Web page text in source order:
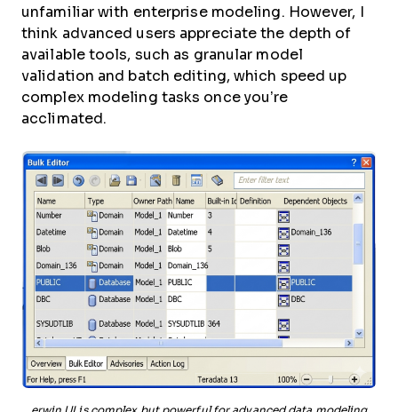
unfamiliar with enterprise modeling. However, I
think advanced users appreciate the depth of
available tools, such as granular model
validation and batch editing, which speed up
complex modeling tasks once you’re
acclimated.